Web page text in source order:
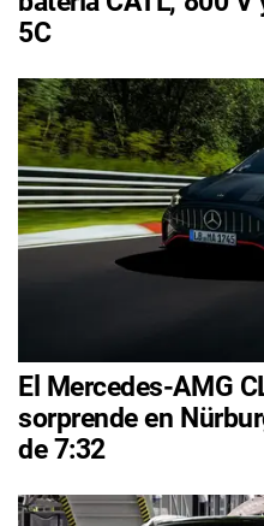
5C
El Mercedes-AMG
sorprende en
de 7:32